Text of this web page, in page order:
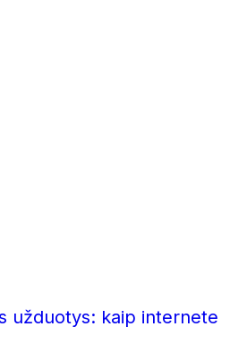
užduotys: kaip internete